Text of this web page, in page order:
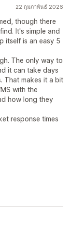
22 กุมภาพันธ์ 2026
though there
It's simple and
itself is an easy 5
The only way to
it can take days
That makes it a bit
with the
how long they
response times